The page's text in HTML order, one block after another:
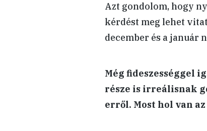
Azt gondolom, hogy
kérdést meg lehet
december és a január
Még fideszességgel
része is irreálisnak
erről. Most hol van az